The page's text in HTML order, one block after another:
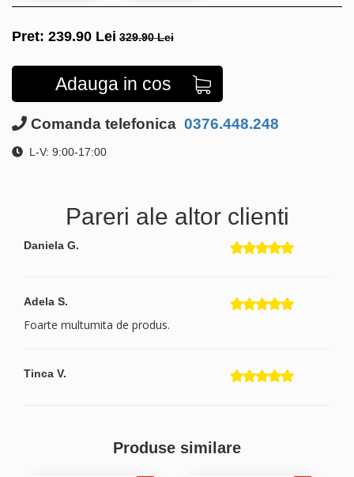
Pret: 239.90 Lei 329.90 Lei
Adauga in cos
Comanda telefonica 0376.448.248
L-V: 9:00-17:00
Pareri ale altor clienti
Daniela G.
Adela S.
Foarte multumita de produs.
Tinca V.
Produse similare